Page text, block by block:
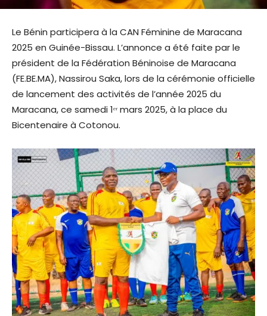
Le Bénin participera à la CAN Féminine de Maracana
2025 en Guinée-Bissau. L’annonce a été faite par le
président de la Fédération Béninoise de Maracana
(FE.BE.MA), Nassirou Saka, lors de la cérémonie officielle
de lancement des activités de l’année 2025 du
Maracana, ce samedi 1ᵉʳ mars 2025, à la place du
Bicentenaire à Cotonou.